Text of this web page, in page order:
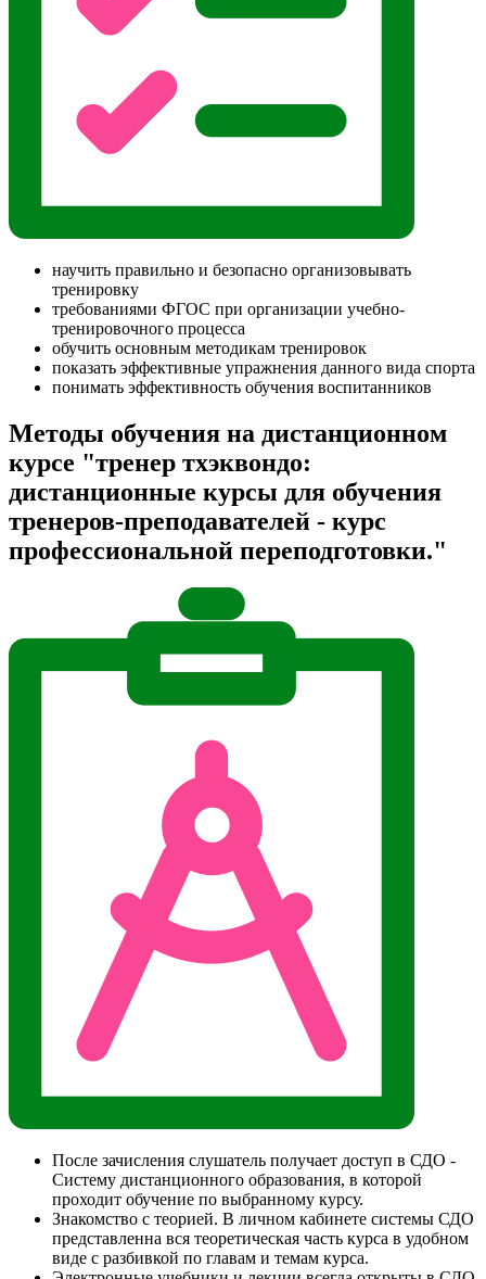
научить правильно и безопасно организовывать
тренировку
требованиями ФГОС при организации учебно-
тренировочного процесса
обучить основным методикам тренировок
показать эффективные упражнения данного вида спорта
понимать эффективность обучения воспитанников
Методы обучения на дистанционном
курсе "тренер тхэквондо:
дистанционные курсы для обучения
тренеров-преподавателей - курс
профессиональной переподготовки."
После зачисления слушатель получает доступ в СДО -
Систему дистанционного образования, в которой
проходит обучение по выбранному курсу.
Знакомство с теорией. В личном кабинете системы СДО
представленна вся теоретическая часть курса в удобном
виде с разбивкой по главам и темам курса.